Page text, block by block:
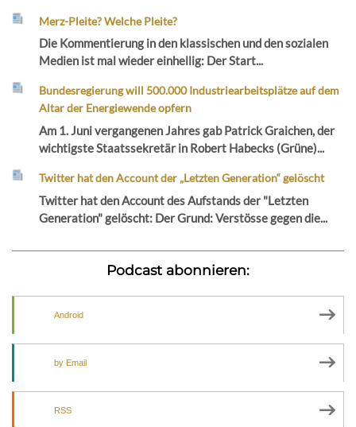
Merz-Pleite? Welche Pleite?
Die Kommentierung in den klassischen und den sozialen
Medien ist mal wieder einhellig: Der Start...
Bundesregierung will 500.000 Industriearbeitsplätze auf dem
Altar der Energiewende opfern
Am 1. Juni vergangenen Jahres gab Patrick Graichen, der
wichtigste Staatssekretär in Robert Habecks (Grüne)...
Twitter hat den Account der „Letzten Generation“ gelöscht
Twitter hat den Account des Aufstands der "Letzten
Generation" gelöscht: Der Grund: Verstösse gegen die...
Podcast abonnieren:
Android
by Email
RSS